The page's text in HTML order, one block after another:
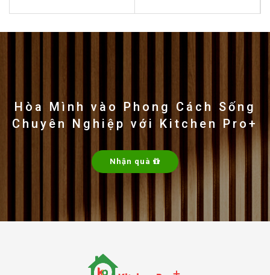
of
of
Hòa Mình vào Phong Cách Sống
Chuyên Nghiệp với Kitchen Pro+
Nhận quà